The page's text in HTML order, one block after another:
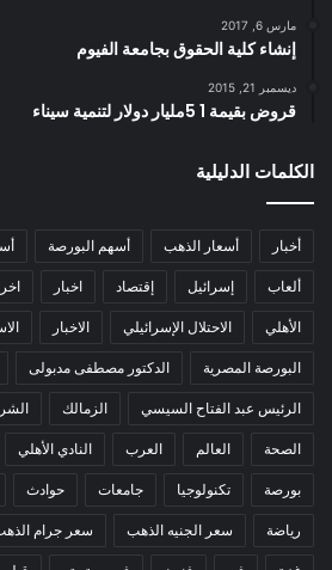
مارس 6, 2017
إنشاء كلية الحقوق بجامعة الفيوم
ديسمبر 21, 2015
قروض بقيمة 1 5مليار دولار لتنمية سيناء
الكلمات الدليلية
أخبار أسعار الذهب أسهم البورصة
ألعاب إسرائيل إقتصاد اخبار
الأهلي الاحتلال الإسرائيلي الاخبار
البورصة المصرية الدكتور مصطفى مدبولى
الرئيس عبد الفتاح السيسي الزمالك
الصحة العالم العرب النادي الأهلي
بورصة تكنولوجيا جامعات حوادث
رياضة سعر الجنيه الذهب سعر جرام